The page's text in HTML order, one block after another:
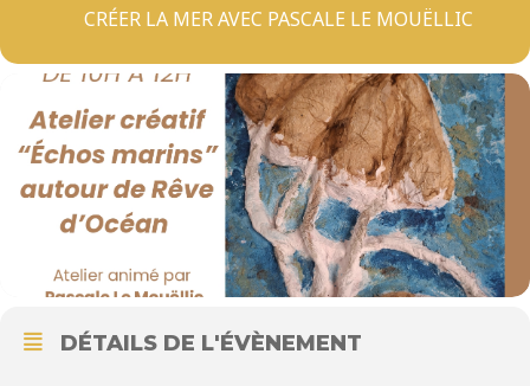
CRÉER LA MER AVEC PASCALE LE MOUËLLIC
DÉTAILS DE L'ÉVÈNEMENT